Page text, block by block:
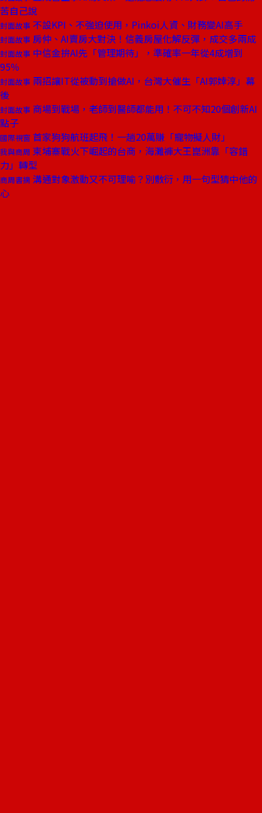
苦自己說
封面故事 不設KPI、不強迫使用，Pinkoi人資、財務變AI高手
封面故事 房仲、AI賣房大對決！信義房屋化解反彈，成交多兩成
封面故事 中信金拚AI先「管理期待」，準確率一年從4成增到
95％
封面故事 兩招讓IT從被動到搶做AI，台灣大催生「AI郭婞淳」幕
後
封面故事 商場到戰場，老師到醫師都能用！不可不知20個創新AI
點子
國際視窗 首家狗狗航班起飛！一趟20萬賺「寵物擬人財」
我與商周 柬埔寨戰火下崛起的台商，海灘褲大王崑洲靠「容錯
力」轉型
商周書摘 溝通對象激動又不可理喻？別敷衍，用一句型猜中他的
心